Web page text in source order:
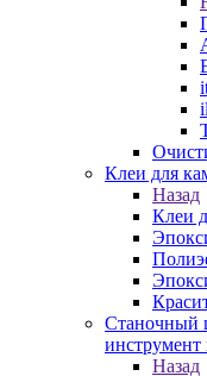
Клеи для
Назад
Клеи
Станочный
инструмент
Назад